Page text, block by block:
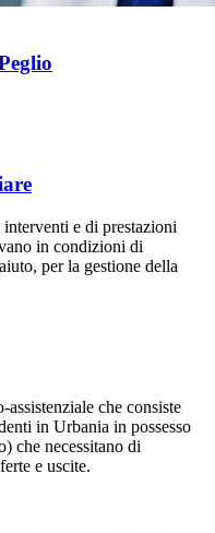
e di prestazioni
in condizioni di
per la gestione della
che consiste
in Urbania in possesso
che necessitano di
e uscite.